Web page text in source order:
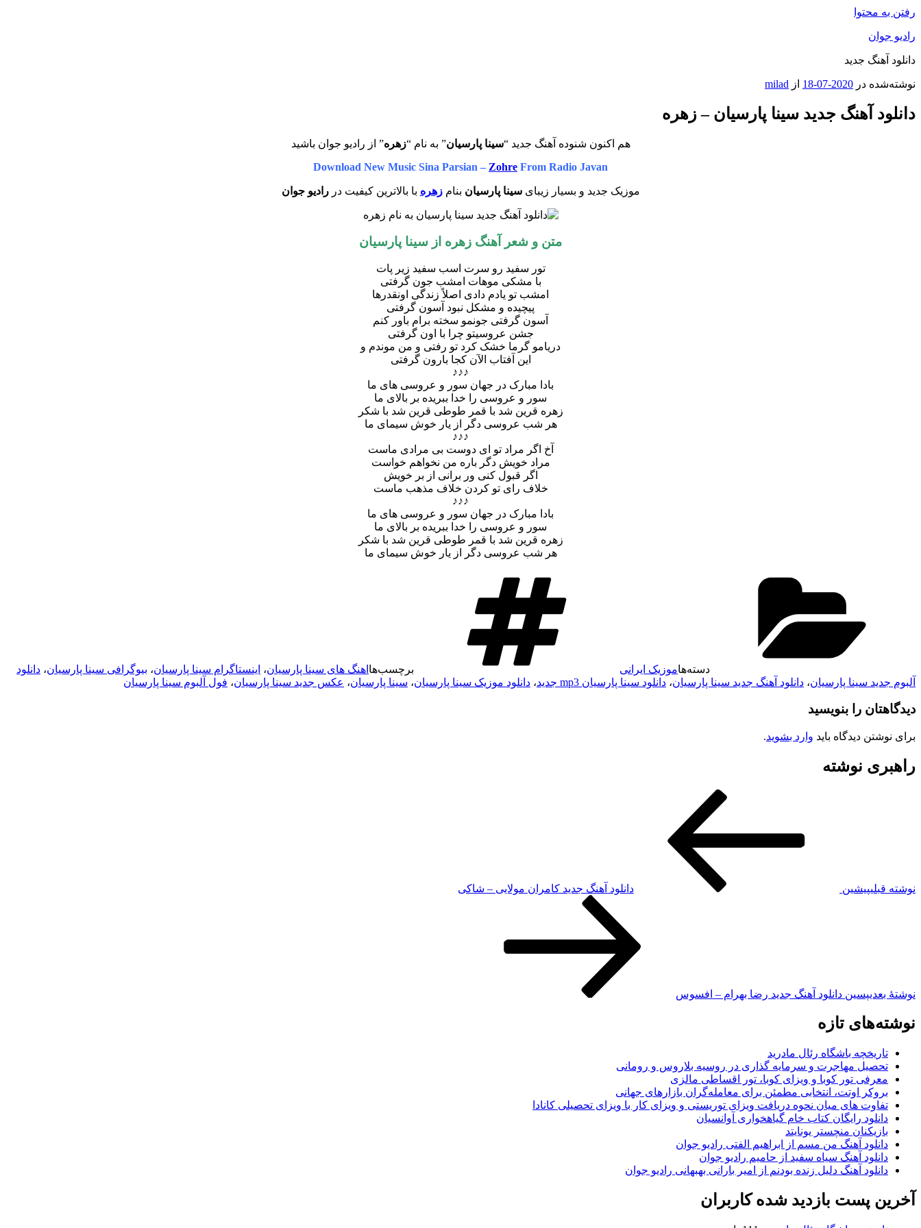
رفتن به محتوا
رادیو جوان
دانلود آهنگ جدید
نوشته‌شده در 2020-07-18 از milad
دانلود آهنگ جدید سینا پارسیان – زهره
هم اکنون شنوده آهنگ جدید “سینا پارسیان” به نام “زهره” از رادیو جوان باشید
Download New Music Sina Parsian – Zohre From Radio Javan
موزیک جدید و بسیار زیبایسینا پارسیان بنامزهره با بالاترین کیفیت دررادیو جوان
متن و شعر آهنگ زهره از سینا پارسیان
تور سفید رو سرت اسب سفید زیر پات
با مشکی موهات امشب جون گرفتی
امشب تو یادم دادی اصلاً زندگی اونقدرها
پیچیده و مشکل نبود آسون گرفتی
آسون گرفتی جونمو سخته برام باور کنم
جشن عروسیتو چرا با اون گرفتی
دریامو گرما خشک کرد تو رفتی و من موندم و
این آفتاب الآن کجا بارون گرفتی
♪♪♪
بادا مبارک در جهان سور و عروسی های ما
سور و عروسی را خدا ببریده بر بالای ما
زهره قرین شد با قمر طوطی قرین شد با شکر
هر شب عروسی دگر از یار خوش سیمای ما
♪♪♪
آخ اگر مراد تو ای دوست بی مرادی ماست
مراد خویش دگر باره من نخواهم خواست
اگر قبول کنی ور برانی از بر خویش
خلاف رای تو کردن خلاف مذهب ماست
♪♪♪
بادا مبارک در جهان سور و عروسی های ما
سور و عروسی را خدا ببریده بر بالای ما
زهره قرین شد با قمر طوطی قرین شد با شکر
هر شب عروسی دگر از یار خوش سیمای ما
دسته‌هاموزیک ایرانی برچسب‌ها اهنگ های سینا پارسیان، اینستاگرام سینا پارسیان، بیوگرافی سینا پارسیان، دانلود
آلبوم جدید سینا پارسیان، دانلود آهنگ جدید سینا پارسیان، دانلود سینا پارسیان mp3 جدید ، دانلود موزیک سینا پارسیان، سینا پارسیان، عکس جدید سینا پارسیان، فول آلبوم سینا پارسیان
دیدگاهتان را بنویسید
برای نوشتن دیدگاه باید وارد بشوید.
راهبری نوشته
نوشته قبلیپیشین دانلود آهنگ جدید کامران مولایی – شاکی
نوشته‌ٔ بعدیپسین دانلود آهنگ جدید رضا بهرام – افسوس
نوشته‌های تازه
تاریخچه باشگاه رئال مادرید
تحصیل مهاجرت و سرمایه گذاری در روسیه بلاروس و رومانی
معرفی تور کوبا و ویزای کوبا، تور اقساطی مالزی
بروکر اوتت، انتخابی مطمئن برای معامله‌گران بازارهای جهانی
تفاوت های میان نحوه دریافت ویزای توریستی و ویزای کار با ویزای تحصیلی کانادا
دانلود رایگان کتاب خام گیاهخواری آوانسیان
بازیکنان منچستر یونایتد
دانلود آهنگ من مسم از ابراهیم الفتی رادیو جوان
دانلود آهنگ سیاه سفید از حامیم رادیو جوان
دانلود آهنگ دلیل زنده بودنم از امیر بارانی بهبهانی رادیو جوان
آخرین پست بازدید شده کاربران